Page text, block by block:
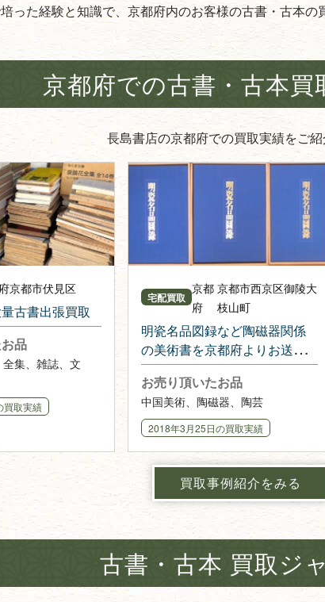
った経験と知識で、京都府内のお客様の古書・古本の
京都府での古書・古本買
長島書店の京都府での買取実績をご
京都市伏見区
古書出張買取
品
集、雑誌、文
買取実績
宅配買取
京都
府
京都市西京区御陵大
枝山町
明瓷名品図録など陶磁器関係
の美術書を京都府よりお送り
頂きました
お売り頂いたお品
中国美術、陶磁器、陶芸
2018年3月25日の買取実績
買取事例紹介をみる
古書・古本 買取ジ